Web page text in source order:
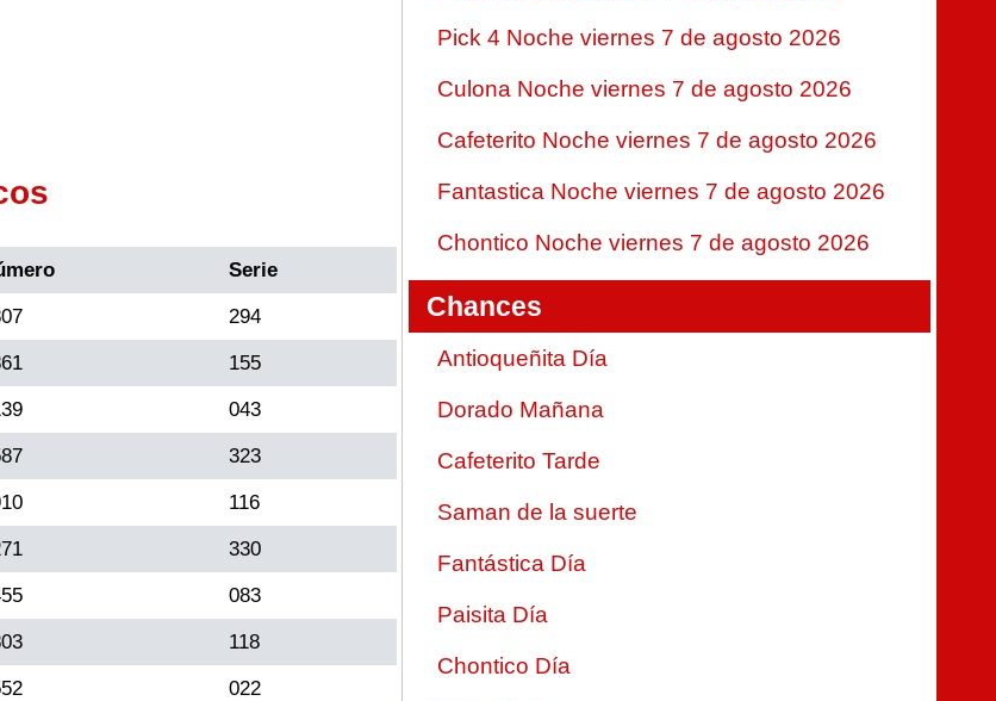
Serie
294
155
043
323
116
330
083
118
022
Pick 4 Noche viernes 7 de agosto 2026
Culona Noche viernes 7 de agosto 2026
Cafeterito Noche viernes 7 de agosto 2026
Fantastica Noche viernes 7 de agosto 2026
Chontico Noche viernes 7 de agosto 2026
Chances
Antioqueñita Día
Dorado Mañana
Cafeterito Tarde
Saman de la suerte
Fantástica Día
Paisita Día
Chontico Día